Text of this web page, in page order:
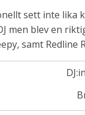
sett inte lika
men blev en
samt Redline